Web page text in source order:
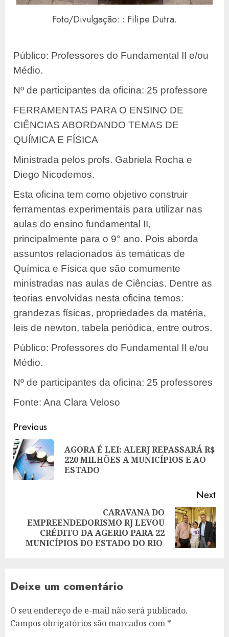
Foto/Divulgação: : Filipe Dutra.
Público: Professores do Fundamental II e/ou
Médio.
Nº de participantes da oficina: 25 professore
FERRAMENTAS PARA O ENSINO DE
CIÊNCIAS ABORDANDO TEMAS DE
QUÍMICA E FÍSICA
Ministrada pelos profs. Gabriela Rocha e
Diego Nicodemos.
Esta oficina tem como objetivo construir
ferramentas experimentais para utilizar nas
aulas do ensino fundamental II,
principalmente para o 9° ano. Pois aborda
assuntos relacionados às temáticas de
Química e Física que são comumente
ministradas nas aulas de Ciências. Dentre as
teorias envolvidas nesta oficina temos:
grandezas físicas, propriedades da matéria,
leis de newton, tabela periódica, entre outros.
Público: Professores do Fundamental II e/ou
Médio.
Nº de participantes da oficina: 25 professores
Fonte: Ana Clara Veloso
Post
navigation
Previous
AGORA É LEI: ALERJ REPASSARÁ R$
220 MILHÕES A MUNICÍPIOS E AO
ESTADO
Next
Next
post:
CARAVANA DO
EMPREENDEDORISMO RJ LEVOU
CRÉDITO DA AGERIO PARA 22
MUNICÍPIOS DO ESTADO DO RIO
Deixe um comentário
O seu endereço de e-mail não será publicado.
Campos obrigatórios são marcados com *